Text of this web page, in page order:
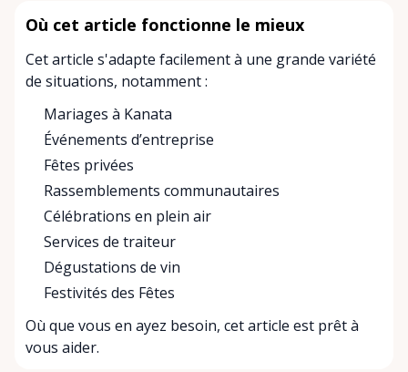
Où cet article fonctionne le mieux
Cet article s'adapte facilement à une grande variété
de situations, notamment :
Mariages à Kanata
Événements d’entreprise
Fêtes privées
Rassemblements communautaires
Célébrations en plein air
Services de traiteur
Dégustations de vin
Festivités des Fêtes
Où que vous en ayez besoin, cet article est prêt à
vous aider.